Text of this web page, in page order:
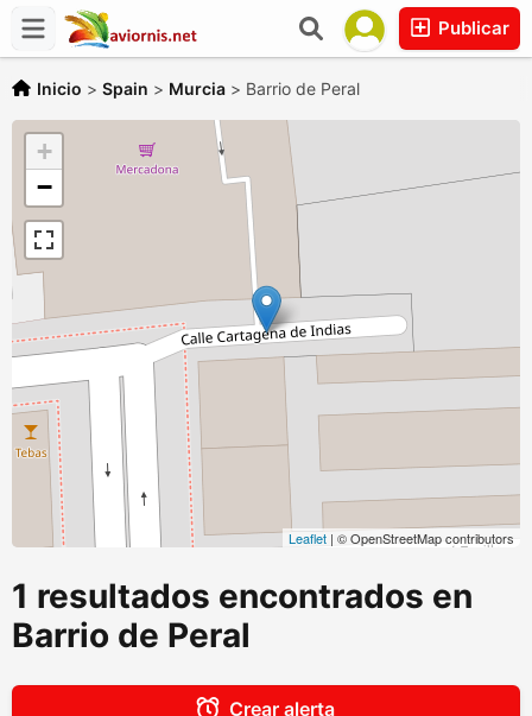
Publicar
Inicio > Spain > Murcia > Barrio de Peral
+
−
Leaflet | © OpenStreetMap contributors
1 resultados encontrados en
Barrio de Peral
Crear alerta